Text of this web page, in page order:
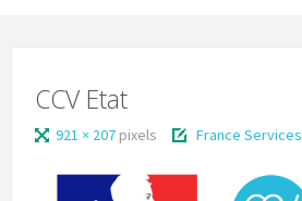
CCV Etat
921 × 207 pixels France Services